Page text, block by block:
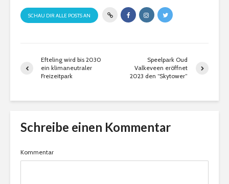
SCHAU DIR ALLE POSTS AN
Efteling wird bis 2030
ein klimaneutraler
Freizeitpark
Speelpark Oud
Valkeveen eröffnet
2023 den “Skytower”
Schreibe einen Kommentar
Kommentar